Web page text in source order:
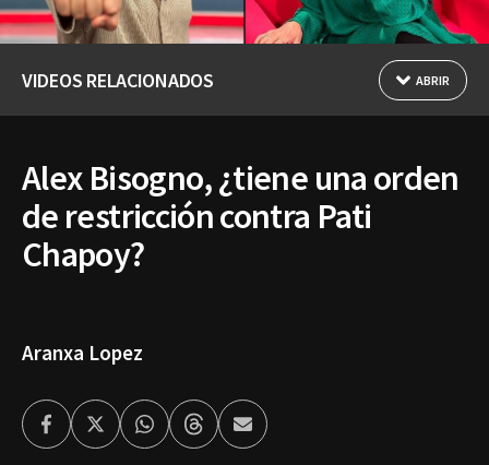
VIDEOS RELACIONADOS ABRIR
Alex Bisogno, ¿tiene una orden
de restricción contra Pati
Chapoy?
Aranxa Lopez
FacebookTwitterWhatsappThreadsEnviar
por